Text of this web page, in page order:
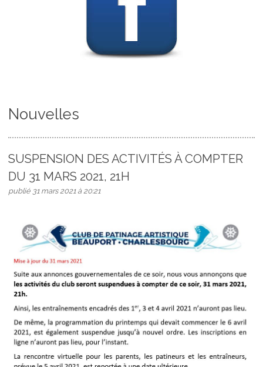
Nouvelles
SUSPENSION DES ACTIVITÉS À COMPTER
DU 31 MARS 2021, 21H
publié 31 mars 2021 à 20:21